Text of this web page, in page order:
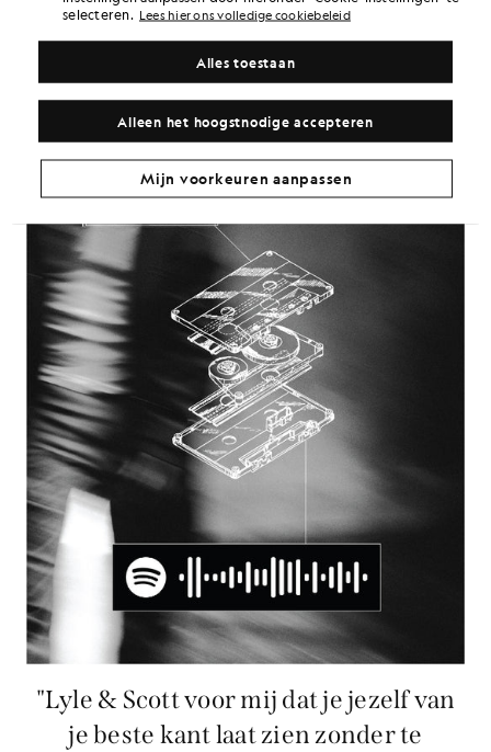
hoeven te zijn.
"Lyle & Scott voor mij dat je jezelf van
je beste kant laat zien zonder te
selecteren.
Lees hier ons volledige cookiebeleid
Alleen het hoogstnodige accepteren
Alles toestaan
Mijn voorkeuren aanpassen